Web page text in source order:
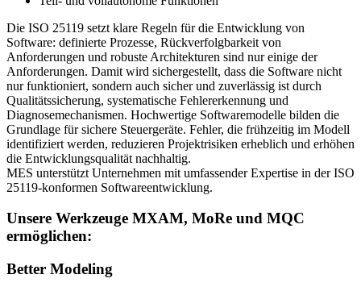
Die ISO 25119 setzt klare Regeln für die Entwicklung von
Software: definierte Prozesse, Rückverfolgbarkeit von
Anforderungen und robuste Architekturen sind nur einige der
Anforderungen. Damit wird sichergestellt, dass die Software nicht
nur funktioniert, sondern auch sicher und zuverlässig ist durch
Qualitätssicherung, systematische Fehlererkennung und
Diagnosemechanismen. Hochwertige Softwaremodelle bilden die
Grundlage für sichere Steuergeräte. Fehler, die frühzeitig im Modell
identifiziert werden, reduzieren Projektrisiken erheblich und erhöhen
die Entwicklungsqualität nachhaltig.
MES unterstützt Unternehmen mit umfassender Expertise in der ISO
25119-konformen Softwareentwicklung.
Unsere Werkzeuge MXAM, MoRe und MQC
ermöglichen:
Better Modeling